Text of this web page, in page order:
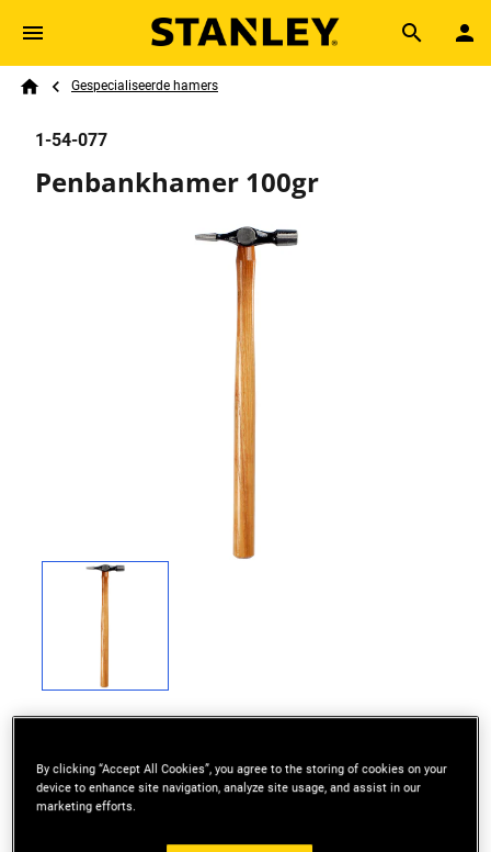
Skip to main content
Search
Breadcrumb
Gespecialiseerde hamers
1-54-077
Penbankhamer 100gr
Kwaliteitshamer met steel van essenhout – houdt
By clicking “Accept All Cookies”, you agree to the storing of cookies on your
device to enhance site navigation, analyze site usage, and assist in our
marketing efforts.